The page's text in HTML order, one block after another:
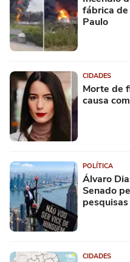
fábrica de
Paulo
CIDADES
Morte de
causa
POLÍTICA
Álvaro
Senado
pesquisas
CIDADES